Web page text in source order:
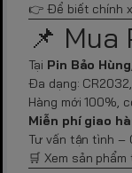
👉 Để biết chính
📌 Mua
Tại Pin Bảo Hùng
Đa dạng:
Hàng mới 100%,
Miễn phí giao
Tư vấn tận tình –
🛒 Xem sản phẩm